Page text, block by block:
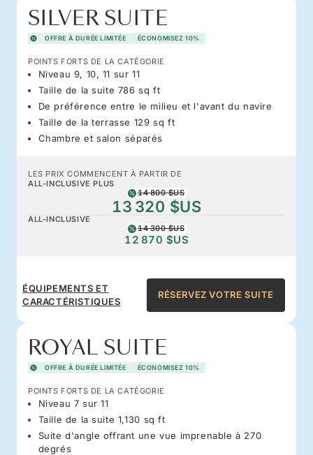
SILVER SUITE
OFFRE À DURÉE LIMITÉE ÉCONOMISEZ 10%
POINTS FORTS DE LA CATÉGORIE
Niveau 9, 10, 11 sur 11
Taille de la suite 786 sq ft
De préférence entre le milieu et l'avant du navire
Taille de la terrasse 129 sq ft
Chambre et salon séparés
LES PRIX COMMENCENT À PARTIR DE
ALL-INCLUSIVE PLUS
14 800 $US
13 320 $US
ALL-INCLUSIVE
14 300 $US
12 870 $US
ÉQUIPEMENTS ET
CARACTÉRISTIQUES
RÉSERVEZ VOTRE SUITE
ROYAL SUITE
OFFRE À DURÉE LIMITÉE ÉCONOMISEZ 10%
POINTS FORTS DE LA CATÉGORIE
Niveau 7 sur 11
Taille de la suite 1,130 sq ft
Suite d'angle offrant une vue imprenable à 270
degrés